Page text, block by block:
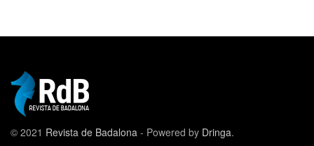
© 2021 Revista de Badalona - Powered by Dringa.